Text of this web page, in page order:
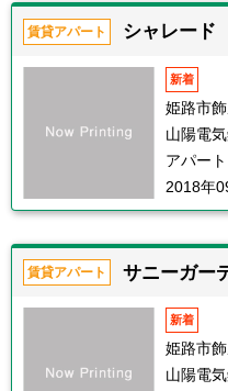
賃貸アパート シャレード
新着
姫路市
山陽電
アパー
2018年
賃貸アパート サニーガー
新着
姫路市
山陽電